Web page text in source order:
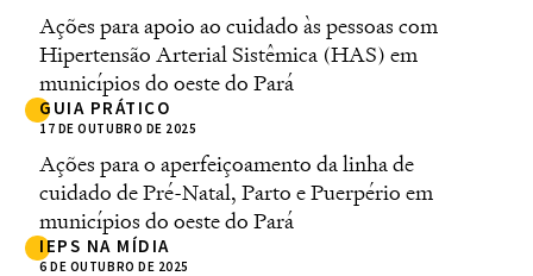
Ações para apoio ao cuidado às pessoas com
Hipertensão Arterial Sistêmica (HAS) em
municípios do oeste do Pará
GUIA PRÁTICO
17 DE OUTUBRO DE 2025
Ações para o aperfeiçoamento da linha de
cuidado de Pré-Natal, Parto e Puerpério em
municípios do oeste do Pará
IEPS NA MÍDIA
6 DE OUTUBRO DE 2025